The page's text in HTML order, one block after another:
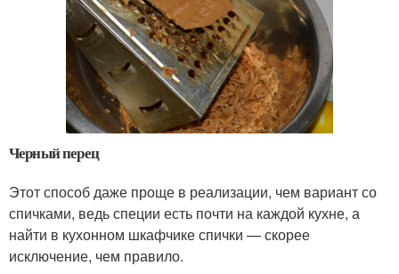
Черный перец
Этот способ даже проще в реализации, чем вариант со
спичками, ведь специи есть почти на каждой кухне, а
найти в кухонном шкафчике спички — скорее
исключение, чем правило.